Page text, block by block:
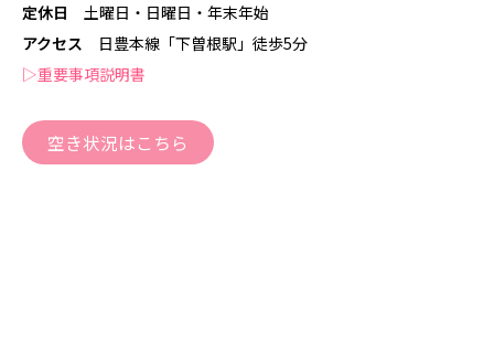
定休日 土曜日・日曜日・年末年始
アクセス 日豊本線「下曽根駅」徒歩5分
▷重要事項説明書
空き状況はこちら